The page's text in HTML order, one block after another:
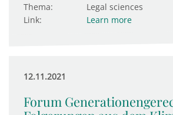
Thema:
Legal sciences
Link:
Learn more
12.11.2021
Forum